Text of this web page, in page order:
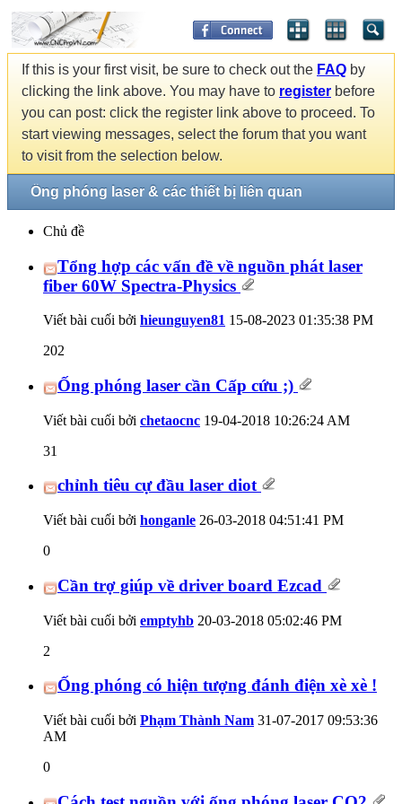
If this is your first visit, be sure to check out the FAQ by
clicking the link above. You may have to register before
you can post: click the register link above to proceed. To
start viewing messages, select the forum that you want
to visit from the selection below.
Ống phóng laser & các thiết bị liên quan
Chủ đề
Tổng hợp các vấn đề về nguồn phát laser
fiber 60W Spectra-Physics
Viết bài cuối bởi hieunguyen81 15-08-2023 01:35:38 PM
202
Ống phóng laser cần Cấp cứu ;)
Viết bài cuối bởi chetaocnc 19-04-2018 10:26:24 AM
31
chỉnh tiêu cự đầu laser diot
Viết bài cuối bởi honganle 26-03-2018 04:51:41 PM
0
Cần trợ giúp về driver board Ezcad
Viết bài cuối bởi emptyhb 20-03-2018 05:02:46 PM
2
Ống phóng có hiện tượng đánh điện xè xè !
Viết bài cuối bởi Phạm Thành Nam 31-07-2017 09:53:36
AM
0